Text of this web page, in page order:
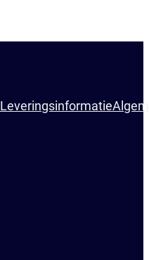
Leveringsinformatie